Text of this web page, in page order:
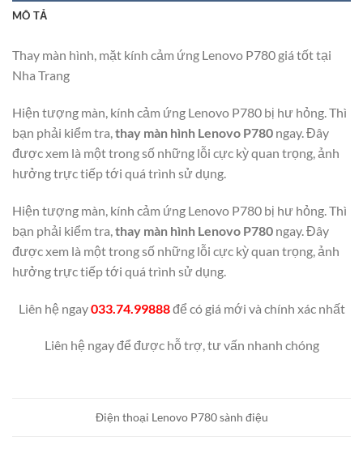
MÔ TẢ
Thay màn hình, mặt kính cảm ứng Lenovo P780 giá tốt tại
Nha Trang
Hiện tượng màn, kính cảm ứng Lenovo P780 bị hư hỏng. Thì
bạn phải kiểm tra,thay màn hình Lenovo P780 ngay. Đây
được xem là một trong số những lỗi cực kỳ quan trọng, ảnh
hưởng trực tiếp tới quá trình sử dụng.
Hiện tượng màn, kính cảm ứng Lenovo P780 bị hư hỏng. Thì
bạn phải kiểm tra, thay màn hình Lenovo P780 ngay. Đây
được xem là một trong số những lỗi cực kỳ quan trọng, ảnh
hưởng trực tiếp tới quá trình sử dụng.
Liên hệ ngay033.74.99888để có giá mới và chính xác nhất
Liên hệ ngay để được hỗ trợ, tư vấn nhanh chóng
Điện thoại Lenovo P780 sành điệu